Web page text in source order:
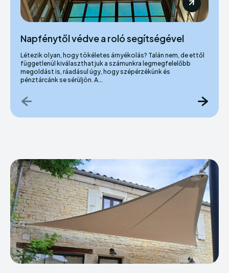
Napfénytől védve a roló segítségével
Létezik olyan, hogy tökéletes árnyékolás? Talán nem, de ettől
függetlenül kiválaszthatjuk a számunkra legmegfelelőbb
megoldást is, ráadásul úgy, hogy szépérzékünk és
pénztárcánk se sérüljön. A...